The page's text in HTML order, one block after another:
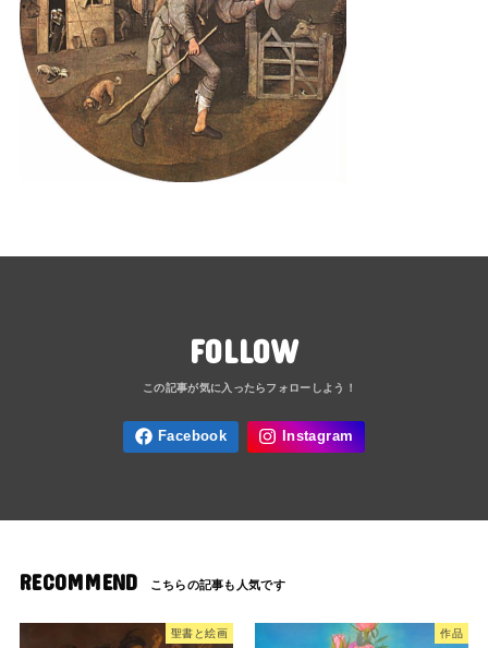
FOLLOW
RECOMMEND
聖書と絵画 作品